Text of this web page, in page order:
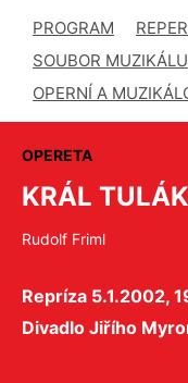
PROGRAM
SOUBOR MUZIKÁLU
OPERNÍ A
OPERETA
KRÁL
Rudolf Friml
Repríza 5.1.2002,
Divadlo Jiřího